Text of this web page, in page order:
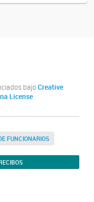
bajo Creative
License
FUNCIONARIOS